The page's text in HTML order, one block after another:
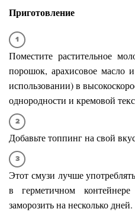
Приготовление
Поместите растительное
порошок, арахисовое масло
использовании) в
однородности и кремовой
Добавьте топпинг на свой
Этот смузи лучше
в герметичном
заморозить на несколько дней.